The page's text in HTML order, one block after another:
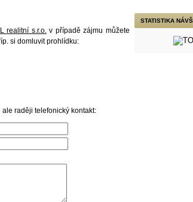
realitní s.r.o. v případě zájmu můžete
si domluvit prohlídku:
raději telefonický kontakt:
STATISTIKA